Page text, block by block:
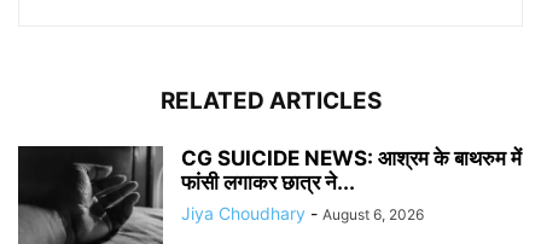
RELATED ARTICLES
CG SUICIDE NEWS: आश्रम के बाथरुम में
फांसी लगाकर छात्र ने...
Jiya Choudhary - August 6, 2026